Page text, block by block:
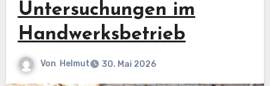
Untersuchungen im
Handwerksbetrieb
Von Helmut 30. Mai 2026